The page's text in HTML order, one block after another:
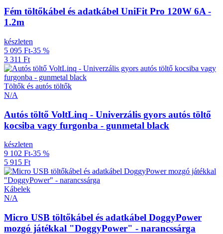
Fém töltőkábel és adatkábel UniFit Pro 120W 6A -
1.2m
készleten
5 095 Ft-35 %
3 311 Ft
Töltők és autós töltők
N/A
Autós töltő VoltLinq - Univerzális gyors autós töltő
kocsiba vagy furgonba - gunmetal black
készleten
9 102 Ft-35 %
5 915 Ft
Kábelek
N/A
Micro USB töltőkábel és adatkábel DoggyPower
mozgó játékkal "DoggyPower" - narancssárga